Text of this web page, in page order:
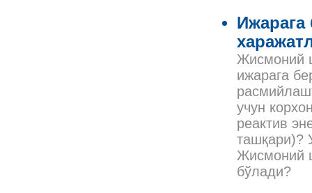
Жисмоний
ижарага
учун
реактив
ташқари)?
Жисмоний
бўлади?